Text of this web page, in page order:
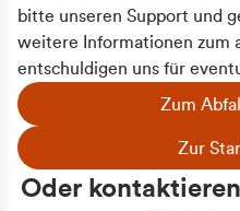
bitte unseren Support und
weitere Informationen zum
entschuldigen uns für
Zum
Zur
Oder